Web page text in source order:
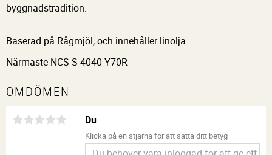
byggnadstradition.
Baserad på Rågmjöl, och innehåller linolja.
Närmaste NCS S 4040-Y70R
OMDÖMEN
Du
Klicka på en stjärna för att sätta ditt betyg